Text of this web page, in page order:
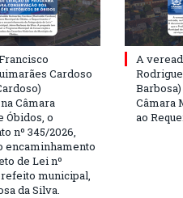
Cardoso
Câmara
Óbidos, o
nº 345/2026,
encaminhamento
de Lei nº
municipal,
da Silva.
A
Câmara
ao